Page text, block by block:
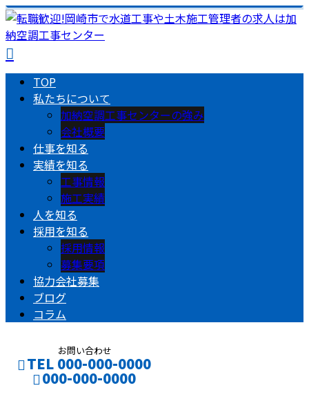
TOP
私たちについて
加納空調工事センターの強み
会社概要
仕事を知る
実績を知る
工事情報
施工実績
人を知る
採用を知る
採用情報
募集要項
協力会社募集
ブログ
コラム
お問い合わせ
TEL 000-000-0000
000-000-0000